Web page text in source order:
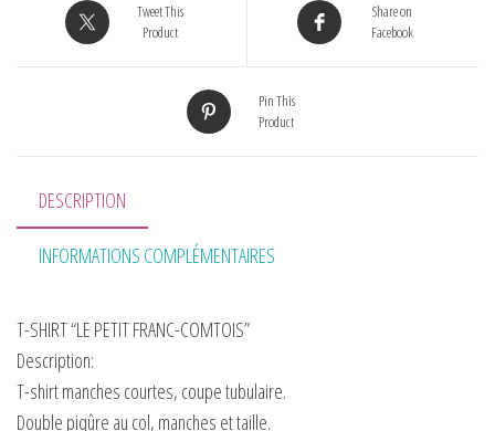
Tweet This
Product
Share on
Facebook
Pin This
Product
DESCRIPTION
INFORMATIONS COMPLÉMENTAIRES
T-SHIRT “LE PETIT FRANC-COMTOIS”
Description:
T-shirt manches courtes, coupe tubulaire.
Double piqûre au col, manches et taille.